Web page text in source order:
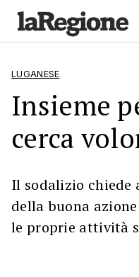
LUGANESE
Insieme
cerca
Il sodalizio chiede
della buona
le proprie attività